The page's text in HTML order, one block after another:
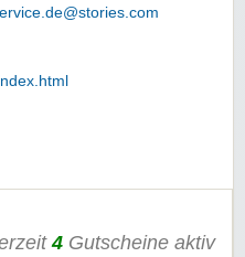
4 Gutscheine aktiv